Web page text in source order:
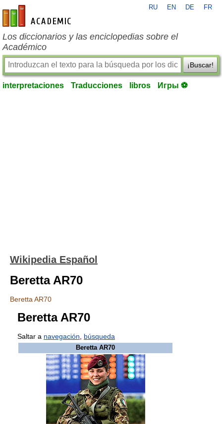
es-academic.com
RU EN DE FR
Los diccionarios y las enciclopedias sobre el
Académico
¡Buscar!
interpretaciones Traducciones libros Игры ⚽
Wikipedia Español
Beretta AR70
Beretta AR70
Beretta AR70
Saltar a navegación búsqueda
Beretta AR70